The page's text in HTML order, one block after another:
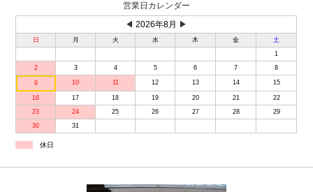
営業日カレンダー
◀ 2026年8月 ▶
日 月 火 水 木 金
土
1
2
3 4 5 6 7 8
9 10 11 12 13 14 15
16 17 18 19 20 21
22
23
24 25 26 27 28
29
30
31
休日